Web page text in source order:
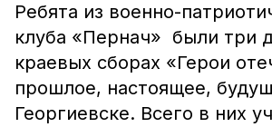
Ребята из военно-
клуба «Пернач» были три
краевых сборах «Герои
прошлое, настоящее,
Георгиевске. Всего в них